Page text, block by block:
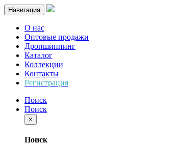
Навигация
О нас
Оптовые продажи
Дропшиппинг
Каталог
Коллекции
Контакты
Регистрация
Поиск
Поиск
×
Поиск